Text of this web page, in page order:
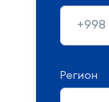
Регион